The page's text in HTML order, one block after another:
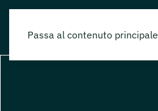
Passa al contenuto principale